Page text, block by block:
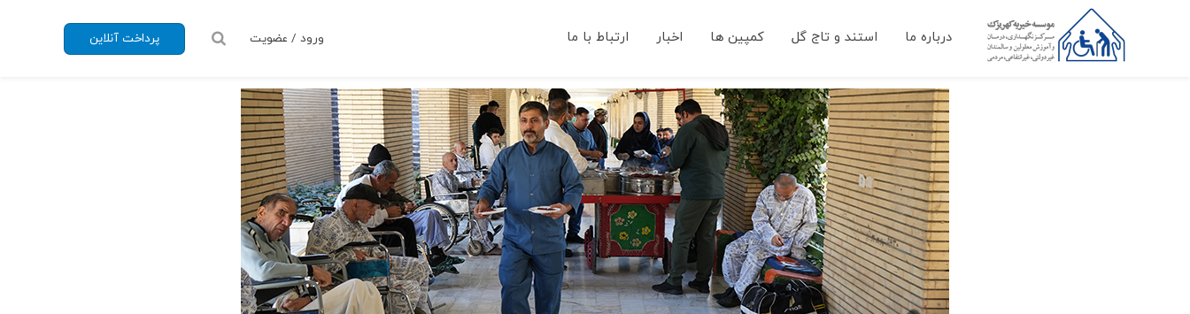
درباره ما استند و تاج گل کمپین ها اخبار ارتباط با ما پرداخت آنلاین ورود / عضویت